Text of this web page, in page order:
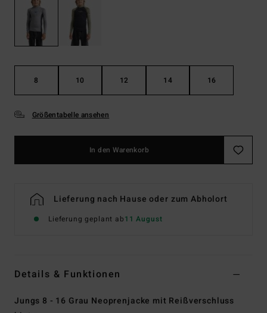
8 10 12 14 16
Größentabelle ansehen
In den Warenkorb
Lieferung nach Hause oder zum Abholort
Lieferung geplant ab11 August
Details & Funktionen
Jungs 8 - 16 Grau Neoprenjacke mit Reißverschluss